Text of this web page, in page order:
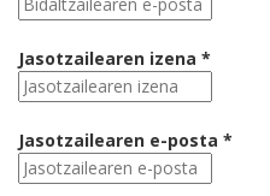
Jasotzailearen izena *
Jasotzailearen e-posta *